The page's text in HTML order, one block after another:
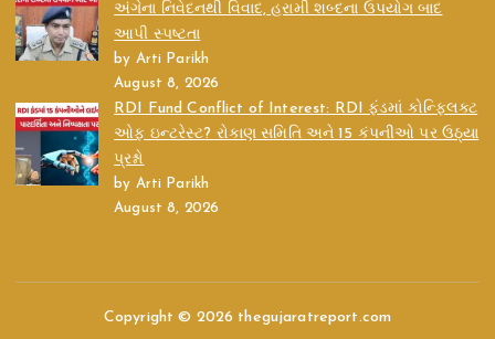
અંગેના નિવેદનથી વિવાદ, હરામી શબ્દના ઉપયોગ બાદ
આપી સ્પષ્ટતા
by Arti Parikh
August 8, 2026
RDI Fund Conflict of Interest: RDI ફંડમાં કોન્ફ્લિક્ટ
ઓફ ઇન્ટરેસ્ટ? રોકાણ સમિતિ અને 15 કંપનીઓ પર ઉઠ્યા
પ્રશ્નો
by Arti Parikh
August 8, 2026
Copyright © 2026 thegujaratreport.com